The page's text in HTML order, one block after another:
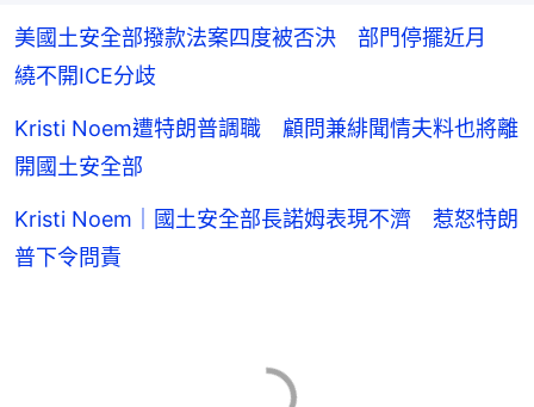
美國土安全部撥款法案四度被否決 部門停擺近月
繞不開ICE分歧
Kristi Noem遭特朗普調職 顧問兼緋聞情夫料也將離
開國土安全部
Kristi Noem｜國土安全部長諾姆表現不濟 惹怒特朗
普下令問責